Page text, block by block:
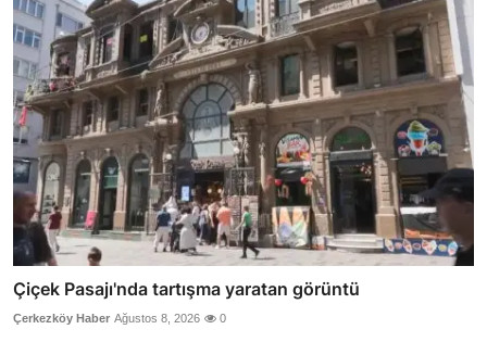
Çiçek Pasajı'nda tartışma yaratan görüntü
Çerkezköy Haber Ağustos 8, 2026 0